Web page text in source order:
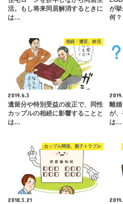
活。もし将来同居解消するときに
は…
が
何？
相続・遺言、終活
2019.6.3
遺留分や特別受益の改正で、同性
カップルの相続に影響することと
は…
離
が
は…
カップル関係、親子トラブル
2018.3.21